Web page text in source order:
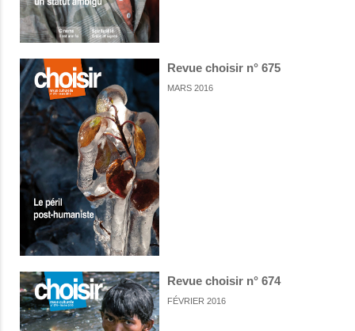
Revue choisir n° 675
MARS 2016
Revue choisir n° 674
FÉVRIER 2016